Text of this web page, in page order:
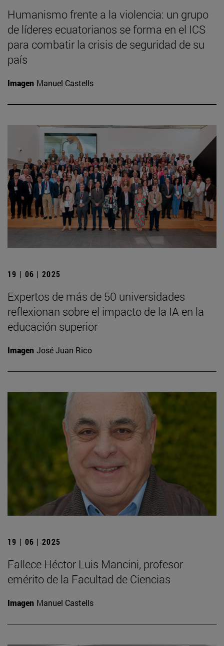
Humanismo frente a la violencia: un grupo
de líderes ecuatorianos se forma en el ICS
para combatir la crisis de seguridad de su
país
Imagen Manuel Castells
19 | 06 | 2025
Expertos de más de 50 universidades
reflexionan sobre el impacto de la IA en la
educación superior
Imagen José Juan Rico
19 | 06 | 2025
Fallece Héctor Luis Mancini, profesor
emérito de la Facultad de Ciencias
Imagen Manuel Castells